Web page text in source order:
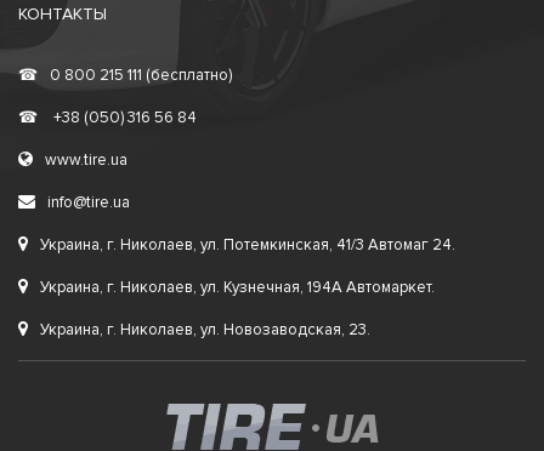
КОНТАКТЫ
☎ 0 800 215 111 (бесплатно)
☎ +38 (050) 316 56 84
www.tire.ua
info@tire.ua
Украина, г. Николаев, ул. Потемкинская, 41/3 Автомаг 24.
Украина, г. Николаев, ул. Кузнечная, 194А Автомаркет.
Украина, г. Николаев, ул. Новозаводская, 23.